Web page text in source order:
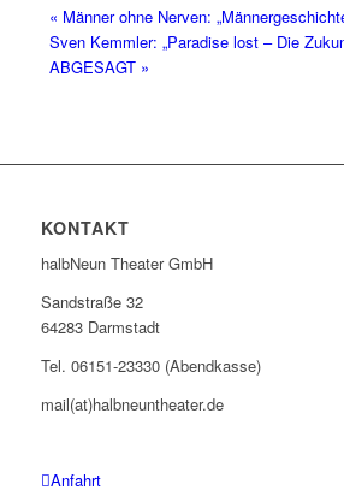
« Männer ohne Nerven:
Sven Kemmler: „Paradise lost – Die
ABGESAGT »
KONTAKT
halbNeun Theater GmbH
Sandstraße 32
64283 Darmstadt
Tel. 06151-23330 (Abendkasse)
mail(at)halbneuntheater.de
Anfahrt